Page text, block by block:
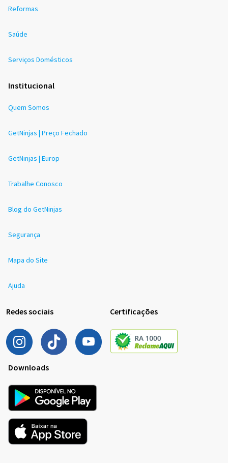
Reformas
Saúde
Serviços Domésticos
Institucional
Quem Somos
GetNinjas | Preço Fechado
GetNinjas | Europ
Trabalhe Conosco
Blog do GetNinjas
Segurança
Mapa do Site
Ajuda
Redes sociais Certificações
Downloads